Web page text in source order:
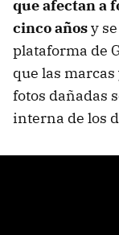
que afectan a
cinco añosy
plataforma de
que las
fotos dañadas
interna de los